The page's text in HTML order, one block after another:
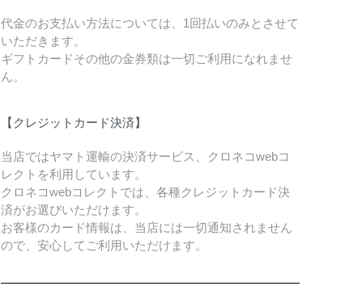
代金のお支払い方法については、1回払いのみとさせて
いただきます。
ギフトカードその他の金券類は一切ご利用になれませ
ん。
【クレジットカード決済】
当店ではヤマト運輸の決済サービス、クロネコwebコ
レクトを利用しています。
クロネコwebコレクトでは、各種クレジットカード決
済がお選びいただけます。
お客様のカード情報は、当店には一切通知されません
ので、安心してご利用いただけます。